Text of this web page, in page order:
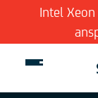
Intel